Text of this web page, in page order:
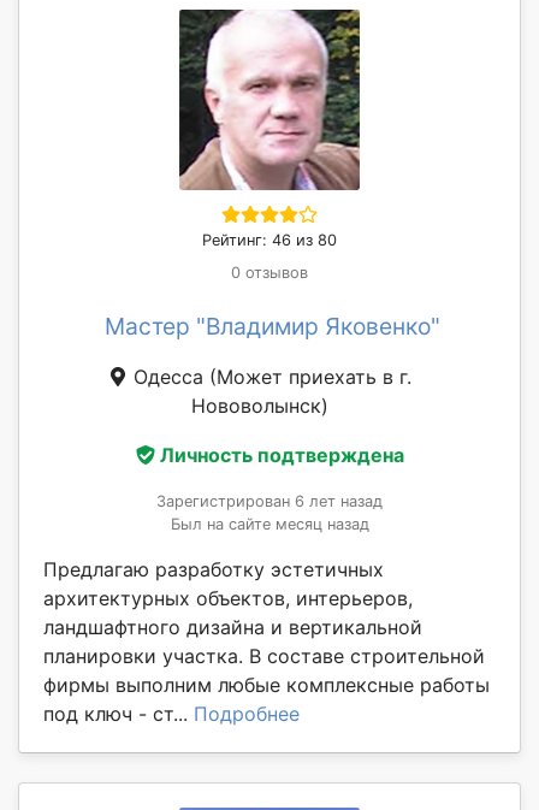
Рейтинг: 46 из 80
0 отзывов
Мастер "Владимир Яковенко"
Одесса (Может приехать в г.
Нововолынск)
Личность подтверждена
Зарегистрирован 6 лет назад
Был на сайте месяц назад
Предлагаю разработку эстетичных
архитектурных объектов, интерьеров,
ландшафтного дизайна и вертикальной
планировки участка. В составе строительной
фирмы выполним любые комплексные работы
под ключ - ст... Подробнее